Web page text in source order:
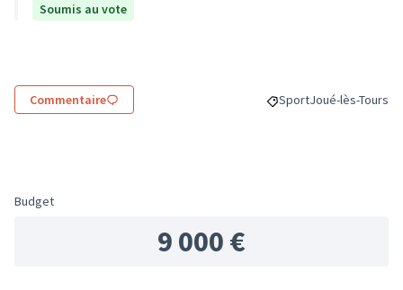
Soumis au vote
Commentaire Filtrer les résultats de
SportFiltrer les
Joué-lès-Tours
Budget
9 000 €